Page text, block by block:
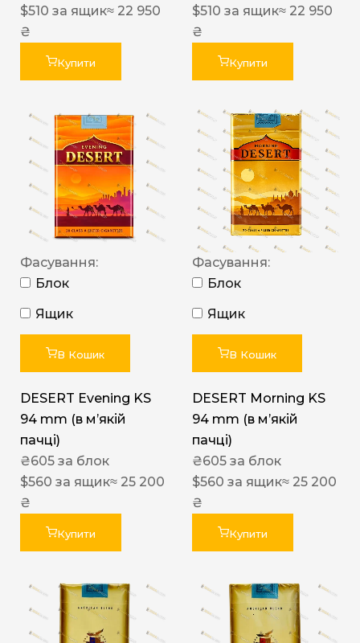
$510 за ящик≈ 22 950
₴
Купити
$510 за ящик≈ 22 950
₴
Купити
Фасування:
Блок
Ящик
В Кошик
DESERT Evening KS
94 mm (в мʼякій
пачці)
₴605 за блок
$560 за ящик≈ 25 200
₴
Купити
Фасування:
Блок
Ящик
В Кошик
DESERT Morning KS
94 mm (в мʼякій
пачці)
₴605 за блок
$560 за ящик≈ 25 200
₴
Купити